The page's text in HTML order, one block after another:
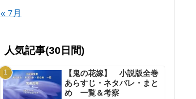
« 7月
人気記事(30日間)
【鬼の花嫁】 小説版全巻
あらすじ・ネタバレ・まと
め 一覧＆考察